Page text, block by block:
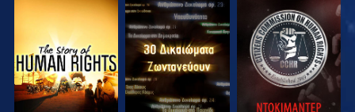
ΠΑΡΑΚΟΛΟΥΘΗΣΤΕ ΠΑΡΑΚΟΛΟΥΘΗΣΤΕ ΠΑΡΑΚΟΛΟΥΘΗΣΤΕ